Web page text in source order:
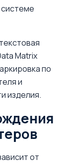
Matrix
по
и
изделия.
от